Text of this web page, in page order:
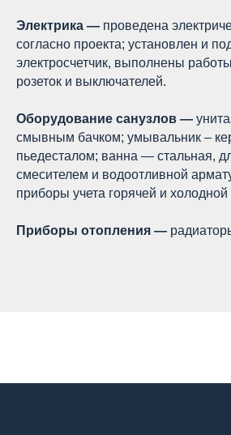
Электрика — проведена
согласно проекта; установлен и
электросчетчик, выполнены
розеток и выключателей.
Оборудование санузлов —
смывным бачком; умывальник –
пьедесталом; ванна — стальная,
смесителем и водоотливной
приборы учета горячей и
Приборы отопления —